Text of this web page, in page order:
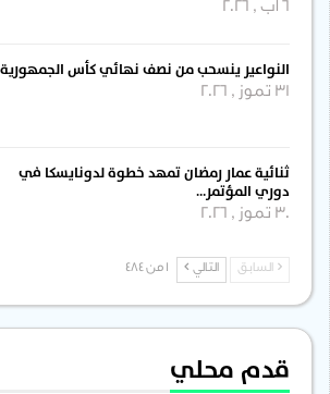
النواعير ينسحب من نصف نهائي كأس الجمهورية
31 تموز , 2026
ثنائية عمار رمضان تمهد خطوة لدونايسكا في
دوري المؤتمر…
30 تموز , 2026
السابق التالي
قدم محلي